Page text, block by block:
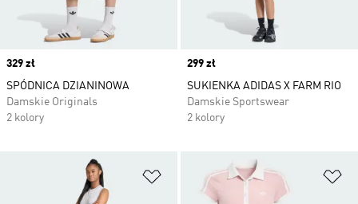
Price
329 zł
SPÓDNICA DZIANINOWA
Damskie Originals
2 kolory
Price
299 zł
SUKIENKA ADIDAS X FARM RIO
Damskie Sportswear
2 kolory
Dodaj do listy życzeń